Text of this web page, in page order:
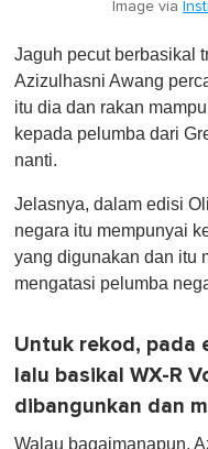
Image via
Jaguh pecut berbasikal
Azizulhasni Awang
itu dia dan rakan
kepada pelumba dari
nanti.
Jelasnya, dalam edisi
negara itu mempunyai
yang digunakan dan itu
mengatasi pelumba
Untuk rekod, pada
lalu basikal WX-R
dibangunkan dan
Walau bagaimanapun,